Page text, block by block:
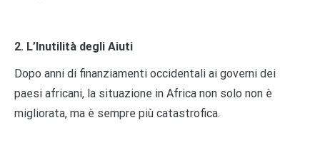
2. L’Inutilità degli Aiuti
Dopo anni di finanziamenti occidentali ai governi dei
paesi africani, la situazione in Africa non solo non è
migliorata, ma è sempre più catastrofica.